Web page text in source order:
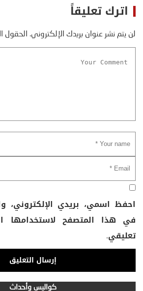
اترك تعليقاً
لن يتم نشر عنوان بريدك الإلكتروني. الحقول
احفظ اسمي، بريدي الإلكتروني،
في هذا المتصفح لاستخدامها
تعليقي.
كواليس وأحداث